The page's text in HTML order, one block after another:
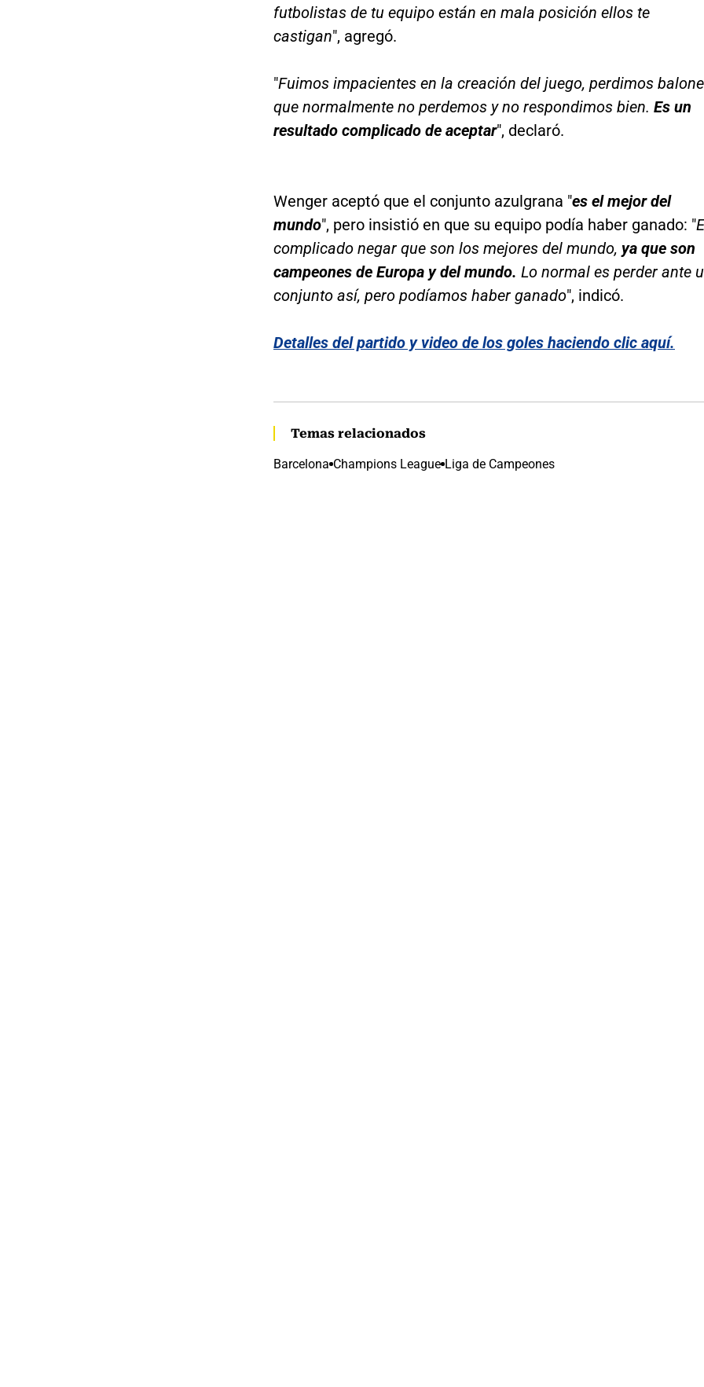
futbolistas de tu equipo están en mala posición ellos te
castigan", agregó.
"Fuimos impacientes en la creación del juego, perdimos
que normalmente no perdemos y no respondimos bien. Es un
resultado complicado de aceptar", declaró.
Wenger aceptó que el conjunto azulgrana "es el mejor del
mundo", pero insistió en que su equipo podía haber ganado: "
complicado negar que son los mejores del mundo, ya que son
campeones de Europa y del mundo. Lo normal es perder ante
conjunto así, pero podíamos haber ganado", indicó.
Detalles del partido y video de los goles haciendo clic aquí.
Temas relacionados
Barcelona Champions League Liga de Campeones